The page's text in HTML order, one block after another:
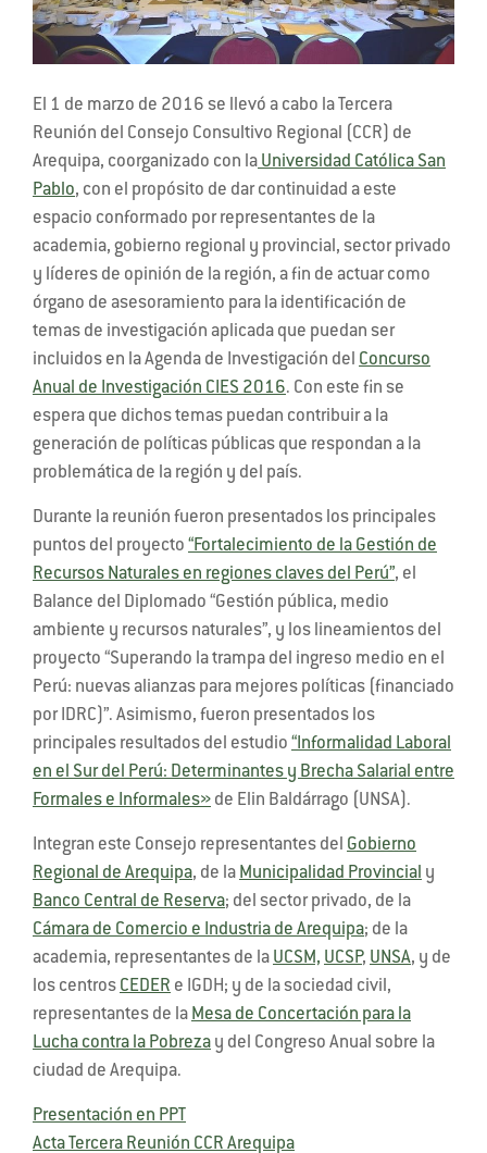
El 1 de marzo de 2016 se llevó a cabo la Tercera
Reunión del Consejo Consultivo Regional (CCR) de
Arequipa, coorganizado con la Universidad Católica San
Pablo, con el propósito de dar continuidad a este
espacio conformado por representantes de la
academia, gobierno regional y provincial, sector privado
y líderes de opinión de la región, a fin de actuar como
órgano de asesoramiento para la identificación de
temas de investigación aplicada que puedan ser
incluidos en la Agenda de Investigación del Concurso
Anual de Investigación CIES 2016. Con este fin se
espera que dichos temas puedan contribuir a la
generación de políticas públicas que respondan a la
problemática de la región y del país.
Durante la reunión fueron presentados los principales
puntos del proyecto “Fortalecimiento de la Gestión de
Recursos Naturales en regiones claves del Perú”, el
Balance del Diplomado “Gestión pública, medio
ambiente y recursos naturales”, y los lineamientos del
proyecto “Superando la trampa del ingreso medio en el
Perú: nuevas alianzas para mejores políticas (financiado
por IDRC)”. Asimismo, fueron presentados los
principales resultados del estudio “Informalidad Laboral
en el Sur del Perú: Determinantes y Brecha Salarial entre
Formales e Informales» de Elin Baldárrago (UNSA).
Integran este Consejo representantes del Gobierno
Regional de Arequipa, de la Municipalidad Provincial y
Banco Central de Reserva; del sector privado, de la
Cámara de Comercio e Industria de Arequipa; de la
academia, representantes de la UCSM, UCSP, UNSA, y de
los centros CEDER e IGDH; y de la sociedad civil,
representantes de la Mesa de Concertación para la
Lucha contra la Pobreza y del Congreso Anual sobre la
ciudad de Arequipa.
Presentación en PPT
Acta Tercera Reunión CCR Arequipa